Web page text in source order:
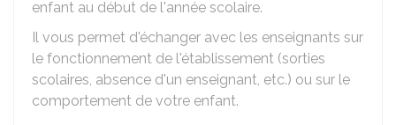
enfant au début de l'année scolaire.
Il vous permet d'échanger avec les enseignants sur
le fonctionnement de l'établissement (sorties
scolaires, absence d'un enseignant, etc.) ou sur le
comportement de votre enfant.